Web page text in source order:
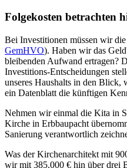
Folgekosten betrachten
Bei Investitionen müssen wir
GemHVO). Haben wir das
bleibenden Aufwand ertragen?
Investitions-Entscheidungen
unseres Haushalts in den Blick,
ein Datenblatt die künftigen
Nehmen wir einmal die Kita in
Kirche in Erbbaupacht
Sanierung verantwortlich
Was der Kirchenarchitekt mit
wir mit 385.000 € hin über drei